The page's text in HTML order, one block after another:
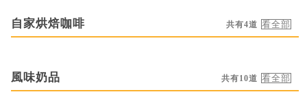
自家烘焙咖啡 共有4道
風味奶品 共有10道